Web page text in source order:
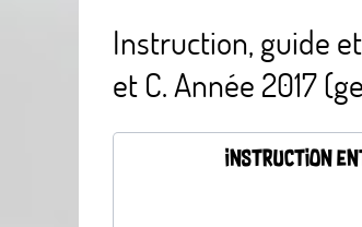
Instruction, guide
et C. Année 2017
Instruction